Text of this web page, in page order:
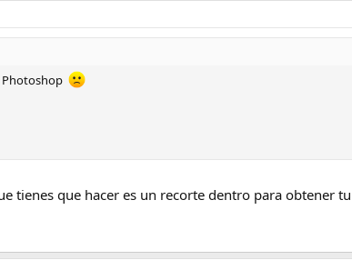
Photoshop
tienes que hacer es un recorte dentro para obtener